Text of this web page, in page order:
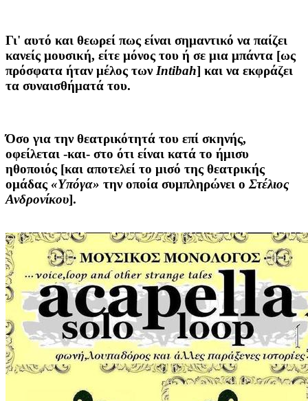
Γι' αυτό και θεωρεί πως είναι σημαντικό να παίζει
κανείς μουσική, είτε μόνος του ή σε μια μπάντα [ως
πρόσφατα ήταν μέλος των Intibah] και να εκφράζει
τα συναισθήματά του.
Όσο για την θεατρικότητά του επί σκηνής,
οφείλεται -και- στο ότι είναι κατά το ήμισυ
ηθοποιός [και αποτελεί το μισό της θεατρικής
ομάδας «Υπόγα» την οποία συμπληρώνει οΣτέλιος
Ανδρονίκου].